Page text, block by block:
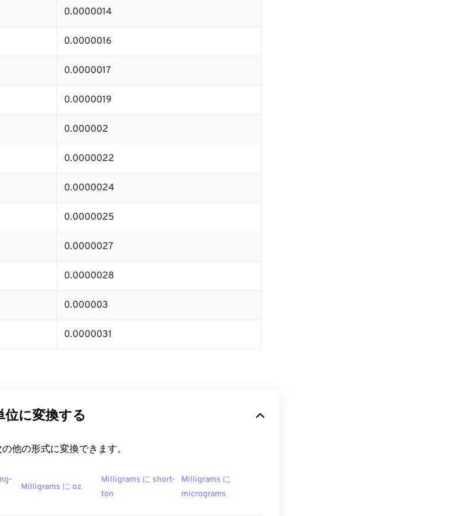
0.0000014
0.0000016
0.0000017
0.0000019
0.000002
0.0000022
0.0000024
0.0000025
0.0000027
0.0000028
0.000003
0.0000031
に変換する
他の形式に変換できます。
Milligrams に oz
Milligrams に short-
ton
Milligrams に
micrograms